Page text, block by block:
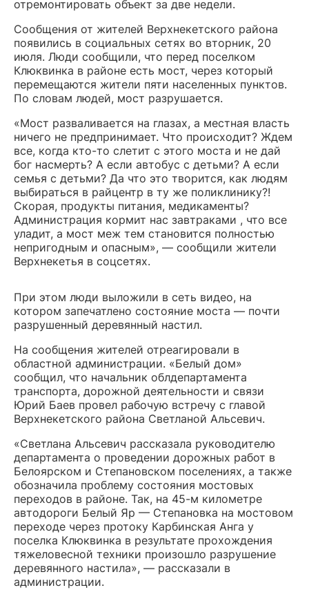
отремонтировать объект за две недели.
Сообщения от жителей Верхнекетского района
появились в социальных сетях во вторник, 20
июля. Люди сообщили, что перед поселком
Клюквинка в районе есть мост, через который
перемещаются жители пяти населенных пунктов.
По словам людей, мост разрушается.
«Мост разваливается на глазах, а местная власть
ничего не предпринимает. Что происходит? Ждем
все, когда кто-то слетит с этого моста и не дай
бог насмерть? А если автобус с детьми? А если
семья с детьми? Да что это творится, как людям
выбираться в райцентр в ту же поликлинику?!
Скорая, продукты питания, медикаменты?
Администрация кормит нас завтраками , что все
уладит, а мост меж тем становится полностью
непригодным и опасным», — сообщили жители
Верхнекетья в соцсетях.
При этом люди выложили в сеть видео, на
котором запечатлено состояние моста — почти
разрушенный деревянный настил.
На сообщения жителей отреагировали в
областной администрации. «Белый дом»
сообщил, что начальник облдепартамента
транспорта, дорожной деятельности и связи
Юрий Баев провел рабочую встречу с главой
Верхнекетского района Светланой Альсевич.
«Светлана Альсевич рассказала руководителю
департамента о проведении дорожных работ в
Белоярском и Степановском поселениях, а также
обозначила проблему состояния мостовых
переходов в районе. Так, на 45-м километре
автодороги Белый Яр — Степановка на мостовом
переходе через протоку Карбинская Анга у
поселка Клюквинка в результате прохождения
тяжеловесной техники произошло разрушение
деревянного настила», — рассказали в
администрации.